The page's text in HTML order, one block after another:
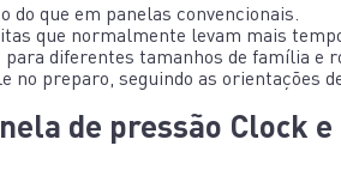
do que em panelas convencionais.
que normalmente levam mais
para diferentes tamanhos de família e
no preparo, seguindo as orientações
de pressão Clock